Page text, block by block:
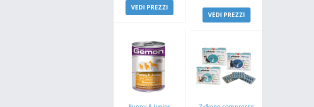
VEDI PREZZI
VEDI PREZZI